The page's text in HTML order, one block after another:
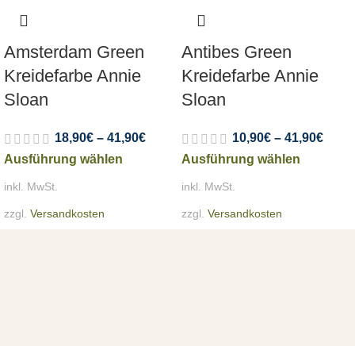
Amsterdam Green
Kreidefarbe Annie
Sloan
18,90€ – 41,90€
Ausführung wählen
inkl. MwSt.
zzgl. Versandkosten
Antibes Green
Kreidefarbe Annie
Sloan
10,90€ – 41,90€
Ausführung wählen
inkl. MwSt.
zzgl. Versandkosten